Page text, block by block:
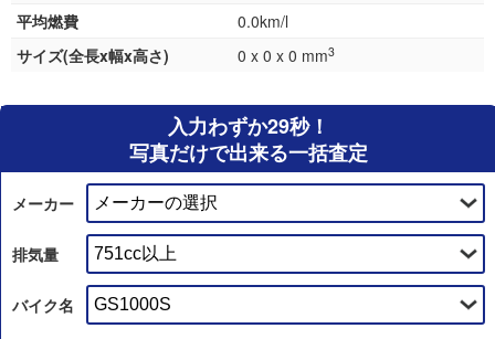
平均燃費
0.0km/l
サイズ(全長x幅x高さ)
0 x 0 x 0 mm3
入力わずか29秒！
写真だけで出来る一括査定
メーカー
排気量
バイク名